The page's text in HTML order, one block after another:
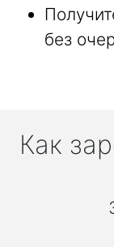
без
Как